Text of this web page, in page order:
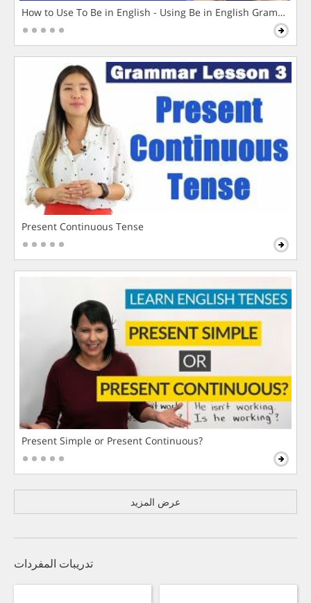
How to Use To Be in English - Using Be in English Grammar
Present Continuous Tense
Present Simple or Present Continuous?
عرض المزيد
تدريبات المفردات